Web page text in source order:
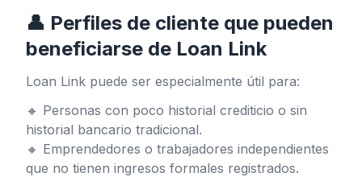
👤 Perfiles de cliente que pueden
beneficiarse de Loan Link
Loan Link puede ser especialmente útil para:
🔸 Personas con poco historial crediticio o sin
historial bancario tradicional.
🔸 Emprendedores o trabajadores independientes
que no tienen ingresos formales registrados.